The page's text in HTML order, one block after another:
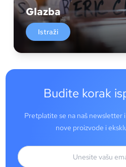
Glazba
Istraži
Budite korak
Pretplatite se na naš newsletter
nove proizvode i